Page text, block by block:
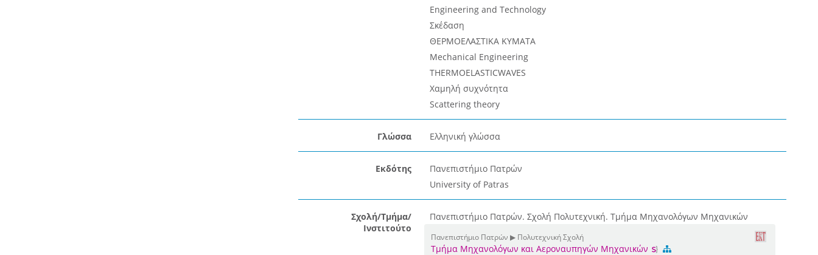
Engineering and Technology
Σκέδαση
ΘΕΡΜΟΕΛΑΣΤΙΚΑ ΚΥΜΑΤΑ
Mechanical Engineering
THERMOELASTICWAVES
Χαμηλή συχνότητα
Scattering theory
Γλώσσα Ελληνική γλώσσα
Εκδότης
Πανεπιστήμιο Πατρών
University of Patras
Σχολή/Τμήμα/
Ινστιτούτο
Πανεπιστήμιο Πατρών. Σχολή Πολυτεχνική. Τμήμα Μηχανολόγων Μηχανικών
Πανεπιστήμιο Πατρών ▶ Πολυτεχνική Σχολή
Τμήμα Μηχανολόγων και Αεροναυπηγών Μηχανικών